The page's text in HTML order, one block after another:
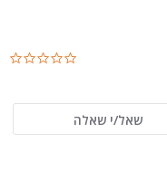
שאל/י שאלה